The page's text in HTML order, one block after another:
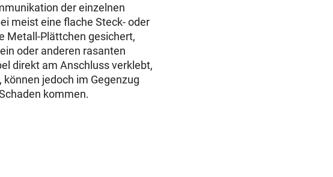
der einzelnen
meist eine flache Steck- oder
Metall-Plättchen gesichert,
oder anderen rasanten
direkt am Anschluss verklebt,
jedoch im Gegenzug
kommen.